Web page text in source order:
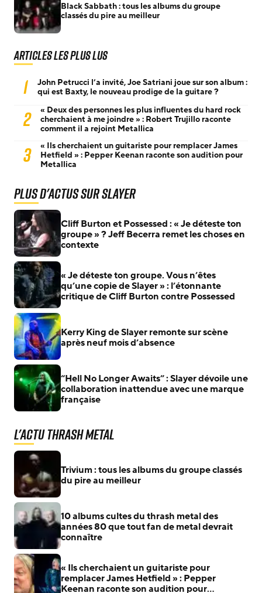
Black Sabbath : tous les albums du groupe
classés du pire au meilleur
Articles les plus lus
1
John Petrucci l’a invité, Joe Satriani joue sur son album :
qui est Baxty, le nouveau prodige de la guitare ?
2
« Deux des personnes les plus influentes du hard rock
cherchaient à me joindre » : Robert Trujillo raconte
comment il a rejoint Metallica
3
« Ils cherchaient un guitariste pour remplacer James
Hetfield » : Pepper Keenan raconte son audition pour
Metallica
Plus d'actus sur Slayer
Cliff Burton et Possessed : « Je déteste ton
groupe » ? Jeff Becerra remet les choses en
contexte
« Je déteste ton groupe. Vous n’êtes
qu’une copie de Slayer » : l’étonnante
critique de Cliff Burton contre Possessed
Kerry King de Slayer remonte sur scène
après neuf mois d’absence
“Hell No Longer Awaits” : Slayer dévoile une
collaboration inattendue avec une marque
française
L'actu Thrash Metal
Trivium : tous les albums du groupe classés
du pire au meilleur
10 albums cultes du thrash metal des
années 80 que tout fan de metal devrait
connaître
« Ils cherchaient un guitariste pour
remplacer James Hetfield » : Pepper
Keenan raconte son audition pour